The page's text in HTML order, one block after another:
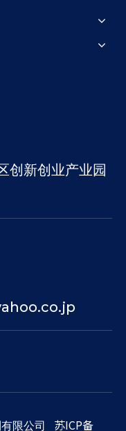
创新创业产业园
有限公司 苏ICP备